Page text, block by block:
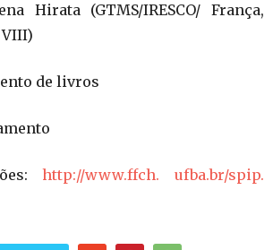
Hirata (GTMS/IRESCO/ França,
de livros
http://www.ffch. ufba.br/spip.